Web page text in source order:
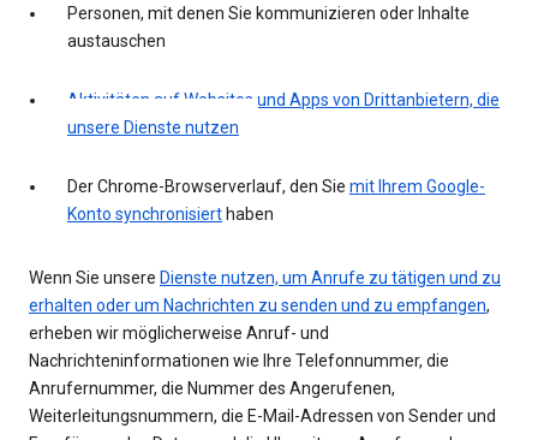
Personen, mit denen Sie kommunizieren oder Inhalte
austauschen
Aktivitäten auf Websites und Apps von Drittanbietern, die
unsere Dienste nutzen
Der Chrome-Browserverlauf, den Sie mit Ihrem Google-
Konto synchronisiert haben
Wenn Sie unsere Dienste nutzen, um Anrufe zu tätigen und zu
erhalten oder um Nachrichten zu senden und zu empfangen,
erheben wir möglicherweise Anruf- und
Nachrichteninformationen wie Ihre Telefonnummer, die
Anrufernummer, die Nummer des Angerufenen,
Weiterleitungsnummern, die E-Mail-Adressen von Sender und